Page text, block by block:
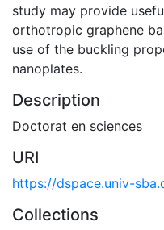
study may provide
orthotropic graphene
use of the buckling
nanoplates.
Description
Doctorat en sciences
URI
https://dspace.univ-
Collections